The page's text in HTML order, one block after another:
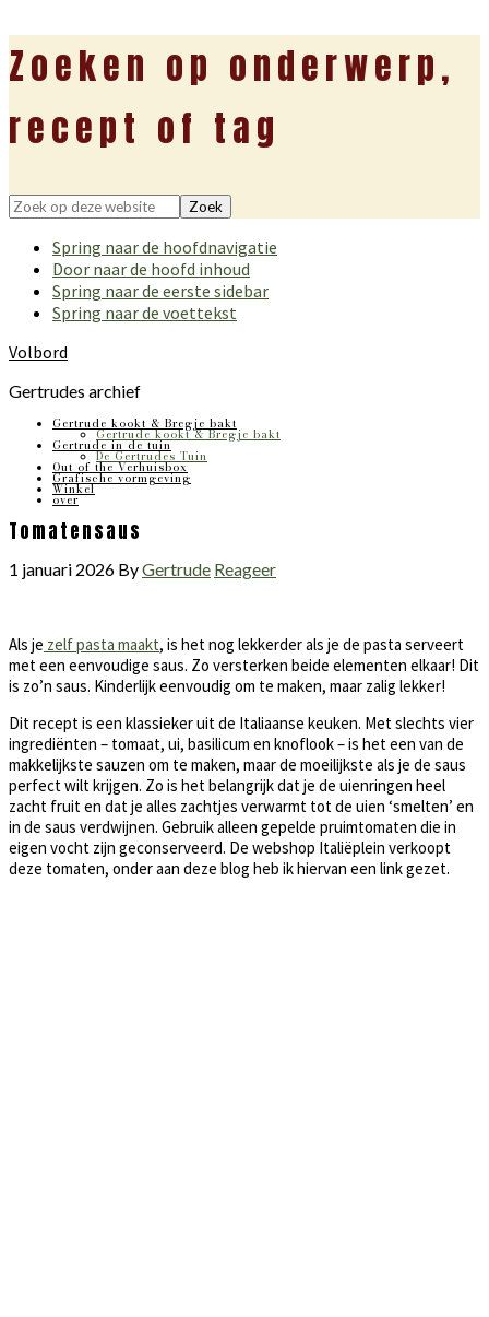
Zoeken op onderwerp,
recept of tag
Zoek
deze
website
Spring naar de hoofdnavigatie
Door naar de hoofd inhoud
Spring naar de eerste sidebar
Spring naar de voettekst
Volbord
Gertrudes archief
Gertrude kookt & Bregje bakt
Gertrude kookt & Bregje bakt
Gertrude in de tuin
De Gertrudes Tuin
Out of the Verhuisbox
Grafische vormgeving
Winkel
over
Tomatensaus
1 januari 2026 ByGertrude Reageer
Als je zelf pasta maakt, is het nog lekkerder als je de pasta serveert
met een eenvoudige saus. Zo versterken beide elementen elkaar! Dit
is zo’n saus. Kinderlijk eenvoudig om te maken, maar zalig lekker!
Dit recept is een klassieker uit de Italiaanse keuken. Met slechts vier
ingrediënten – tomaat, ui, basilicum en knoflook – is het een van de
makkelijkste sauzen om te maken, maar de moeilijkste als je de saus
perfect wilt krijgen. Zo is het belangrijk dat je de uienringen heel
zacht fruit en dat je alles zachtjes verwarmt tot de uien ‘smelten’ en
in de saus verdwijnen. Gebruik alleen gepelde pruimtomaten die in
eigen vocht zijn geconserveerd. De webshop Italiëplein verkoopt
deze tomaten, onder aan deze blog heb ik hiervan een link gezet.